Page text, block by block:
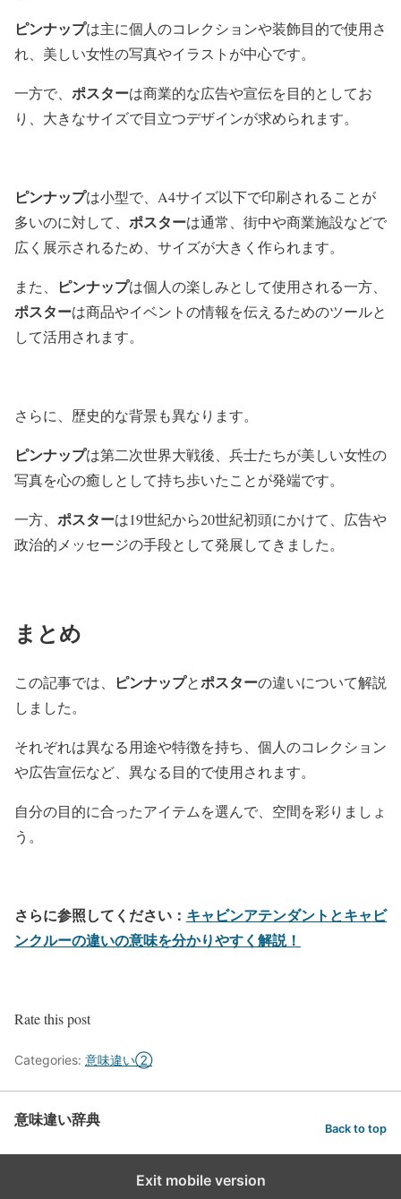
ピンナップは主に個人のコレクションや装飾目的で使用さ
れ、美しい女性の写真やイラストが中心です。
一方で、 ポスターは商業的な広告や宣伝を目的としてお
り、大きなサイズで目立つデザインが求められます。
ピンナップは小型で、A4サイズ以下で印刷されることが
多いのに対して、 ポスターは通常、街中や商業施設などで
広く展示されるため、サイズが大きく作られます。
また、 ピンナップは個人の楽しみとして使用される一方、
ポスターは商品やイベントの情報を伝えるためのツールと
して活用されます。
さらに、歴史的な背景も異なります。
ピンナップは第二次世界大戦後、兵士たちが美しい女性の
写真を心の癒しとして持ち歩いたことが発端です。
一方、 ポスターは19世紀から20世紀初頭にかけて、広告や
政治的メッセージの手段として発展してきました。
まとめ
この記事では、 ピンナップとポスターの違いについて解説
しました。
それぞれは異なる用途や特徴を持ち、個人のコレクション
や広告宣伝など、異なる目的で使用されます。
自分の目的に合ったアイテムを選んで、空間を彩りましょ
う。
さらに参照してください： キャビンアテンダントとキャビ
ンクルーの違いの意味を分かりやすく解説！
Rate this post
Categories: 意味違い②
意味違い辞典 Back to top
Exit mobile version